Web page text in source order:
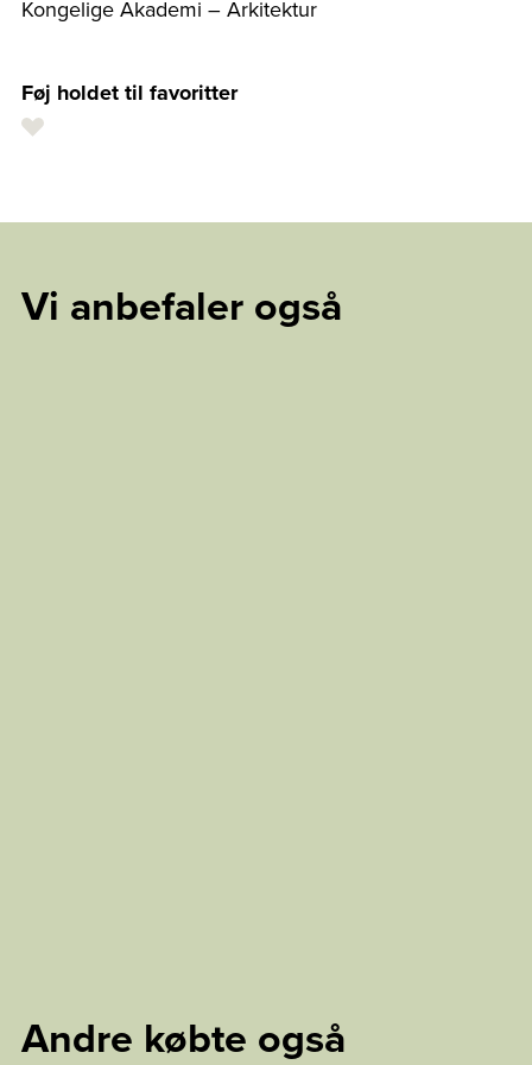
Kongelige Akademi – Arkitektur
Føj holdet til favoritter
Vi anbefaler også
Andre købte også